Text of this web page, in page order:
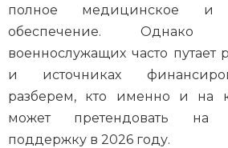
полное медицинское и
обеспечение. Однако
военнослужащих часто путает
и источниках
разберем, кто именно и на
может претендовать на
поддержку в 2026 году.